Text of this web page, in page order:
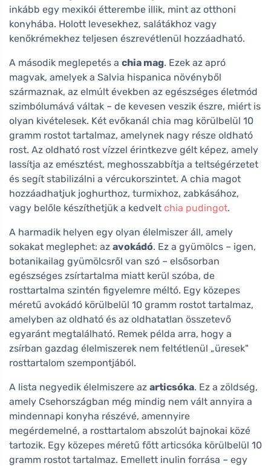
inkább egy mexikói étterembe illik, mint az otthoni
konyhába. Holott levesekhez, salátákhoz vagy
kenőkrémekhez teljesen észrevétlenül hozzáadható.
A második meglepetés a chia mag. Ezek az apró
magvak, amelyek a Salvia hispanica növényből
származnak, az elmúlt években az egészséges életmód
szimbólumává váltak – de kevesen veszik észre, miért is
olyan kivételesek. Két evőkanál chia mag körülbelül 10
gramm rostot tartalmaz, amelynek nagy része oldható
rost. Az oldható rost vízzel érintkezve gélt képez, amely
lassítja az emésztést, meghosszabbítja a teltségérzetet
és segít stabilizálni a vércukorszintet. A chia magot
hozzáadhatjuk joghurthoz, turmixhoz, zabkásához,
vagy belőle készíthetjük a kedvelt chia pudingot.
A harmadik helyen egy olyan élelmiszer áll, amely
sokakat meglephet: az avokádó. Ez a gyümölcs – igen,
botanikailag gyümölcsről van szó – elsősorban
egészséges zsírtartalma miatt kerül szóba, de
rosttartalma szintén figyelemre méltó. Egy közepes
méretű avokádó körülbelül 10 gramm rostot tartalmaz,
amelyben az oldható és az oldhatatlan összetevő
egyaránt megtalálható. Remek példa arra, hogy a
zsírban gazdag élelmiszerek nem feltétlenül „üresek"
rosttartalom szempontjából.
A lista negyedik élelmiszere az articsóka. Ez a zöldség,
amely Csehországban még mindig nem vált annyira a
mindennapi konyha részévé, amennyire
megérdemelné, a rosttartalom abszolút bajnokai közé
tartozik. Egy közepes méretű főtt articsóka körülbelül 10
gramm rostot tartalmaz. Emellett inulin forrása – egy